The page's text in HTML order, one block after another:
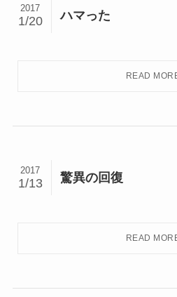
ハマった
2017
1/20
驚異の回復
2017
1/13